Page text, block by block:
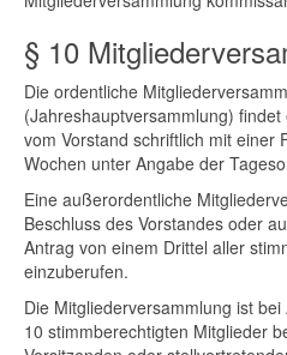
§ 10
Die ordentliche
(Jahreshauptversammlung)
vom Vorstand schriftlich mit einer
Wochen unter Angabe der
Eine außerordentliche
Beschluss des Vorstandes oder
Antrag von einem Drittel aller
einzuberufen.
Die Mitgliederversammlung ist
10 stimmberechtigten Mitglieder